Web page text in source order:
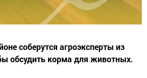
соберутся агроэксперты из
обсудить корма для животных.